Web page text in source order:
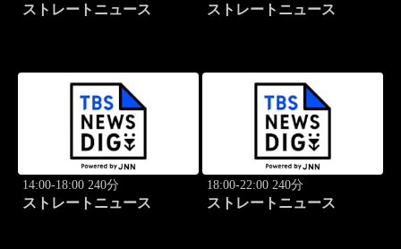
ストレートニュース ストレートニュース
14:00-18:00 240分
ストレートニュース
18:00-22:00 240分
ストレートニュース